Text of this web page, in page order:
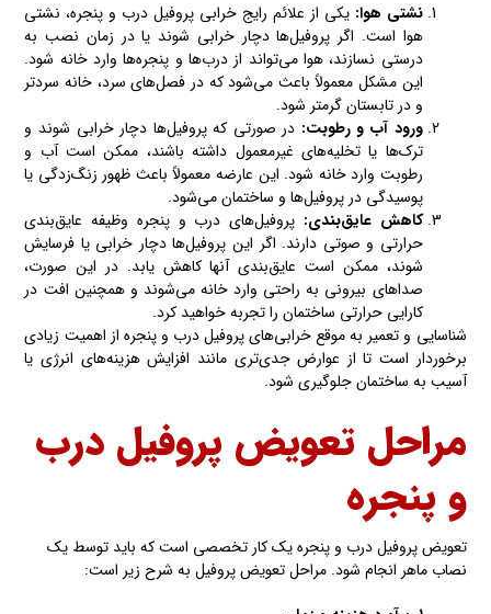
نشتی هوا: یکی از علائم رایج خرابی پروفیل درب و پنجره، نشتی
هوا است. اگر پروفیل‌ها دچار خرابی شوند یا در زمان نصب به
درستی نسازند، هوا می‌تواند از درب‌ها و پنجره‌ها وارد خانه شود.
این مشکل معمولاً باعث می‌شود که در فصل‌های سرد، خانه سردتر
و در تابستان گرمتر شود.
ورود آب و رطوبت: در صورتی که پروفیل‌ها دچار خرابی شوند و
ترک‌ها یا تخلیه‌های غیرمعمول داشته باشند، ممکن است آب و
رطوبت وارد خانه شود. این عارضه معمولاً باعث ظهور زنگ‌زدگی یا
پوسیدگی در پروفیل‌ها و ساختمان می‌شود.
کاهش عایق‌بندی: پروفیل‌های درب و پنجره وظیفه عایق‌بندی
حرارتی و صوتی دارند. اگر این پروفیل‌ها دچار خرابی یا فرسایش
شوند، ممکن است عایق‌بندی آنها کاهش یابد. در این صورت،
صداهای بیرونی به راحتی وارد خانه می‌شوند و همچنین افت در
کارایی حرارتی ساختمان را تجربه خواهید کرد.
شناسایی و تعمیر به موقع خرابی‌های پروفیل درب و پنجره از اهمیت زیادی
برخوردار است تا از عوارض جدی‌تری مانند افزایش هزینه‌های انرژی یا
آسیب به ساختمان جلوگیری شود.
مراحل تعویض پروفیل درب
و پنجره
تعویض پروفیل درب و پنجره یک کار تخصصی است که باید توسط یک
نصاب ماهر انجام شود. مراحل تعویض پروفیل به شرح زیر است: